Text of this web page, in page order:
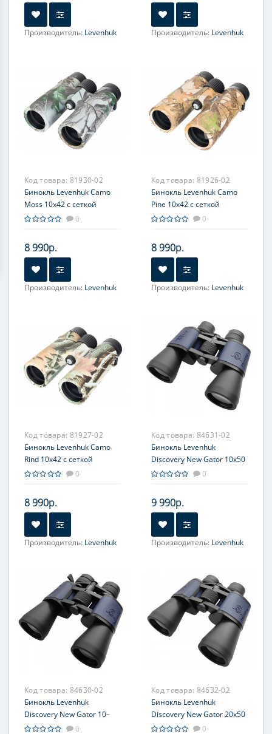
Производитель: Levenhuk
Центральная
Производитель: Levenhuk
Центральная
Код товара: 81930-02
Бинокль Levenhuk Camo
Moss 10x42 с сеткой
0
8 990р.
Производитель: Levenhuk
Центральная
Код товара: 81926-02
Бинокль Levenhuk Camo
Pine 10x42 с сеткой
0
8 990р.
Производитель: Levenhuk
Центральная
Код товара: 81927-02
Бинокль Levenhuk Camo
Rind 10x42 с сеткой
0
8 990р.
Производитель: Levenhuk
Фокусировка:
Центральная
Код товара: 84631-02
Бинокль Levenhuk
Discovery New Gator 10x50
0
9 990р.
Производитель: Levenhuk
Код товара: 84630-02
Бинокль Levenhuk
Discovery New Gator 10–
30x50
0
Код товара: 84632-02
Бинокль Levenhuk
Discovery New Gator 20x50
0